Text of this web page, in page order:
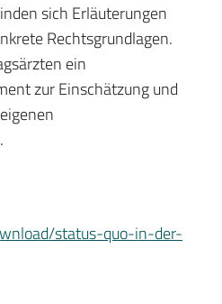
sich Erläuterungen
Rechtsgrundlagen.
ein
zur Einschätzung und
status-quo-in-der-